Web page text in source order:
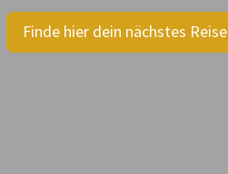
Finde hier dein nächstes